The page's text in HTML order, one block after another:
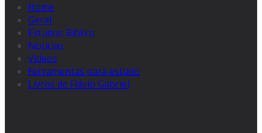
Home
Geral
Estudos Bíblico
Noticias
Videos
Ferramentas para estudo
Livros de Flávio Gabriel